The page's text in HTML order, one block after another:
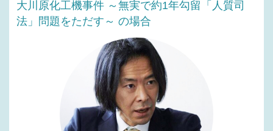
大川原化工機事件 ～無実で約1年勾留「人質司
法」問題をただす～ の場合